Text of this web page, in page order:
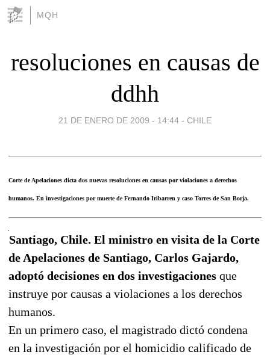
MQH
resoluciones en causas de
ddhh
21 DE ENERO DE 2009 - 14:44 - CHILE
Corte de Apelaciones dicta dos nuevas resoluciones en causas por violaciones a derechos
humanos. En investigaciones por muerte de Fernando Iribarren y caso Torres de San Borja.
Santiago, Chile. El ministro en visita de la Corte
de Apelaciones de Santiago, Carlos Gajardo,
adoptó decisiones en dos investigaciones que
instruye por causas a violaciones a los derechos
humanos.
En un primero caso, el magistrado dictó condena
en la investigación por el homicidio calificado de